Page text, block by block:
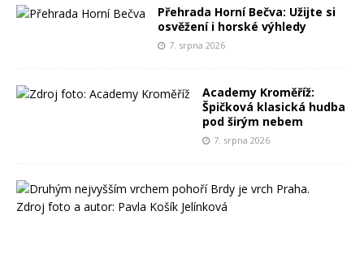
Přehrada Horní Bečva: Užijte si
osvěžení i horské výhledy
7. srpna 2026
Academy Kroměříž:
Špičková klasická hudba
pod širým nebem
7. srpna 2026